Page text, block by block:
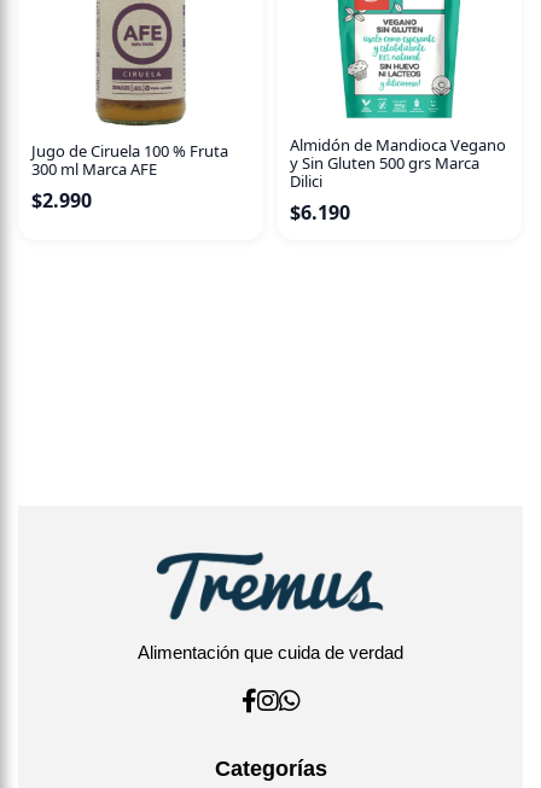
Jugo de Ciruela 100 % Fruta
300 ml Marca AFE
$2.990
Almidón de Mandioca Vegano
y Sin Gluten 500 grs Marca
Dilici
$6.190
Alimentación que cuida de verdad
Categorías